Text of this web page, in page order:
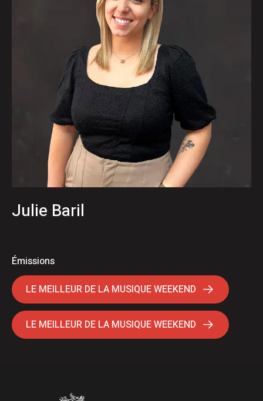
Julie Baril
Émissions
LE MEILLEUR DE LA MUSIQUE WEEKEND
LE MEILLEUR DE LA MUSIQUE WEEKEND